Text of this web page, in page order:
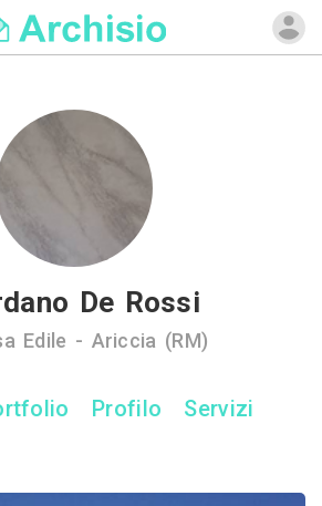
De Rossi
Edile - Ariccia (RM)
Profilo Servizi